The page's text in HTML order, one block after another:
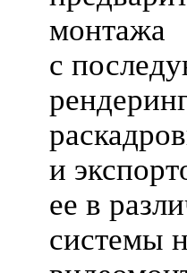
монтажа
с
и
ее в
системы